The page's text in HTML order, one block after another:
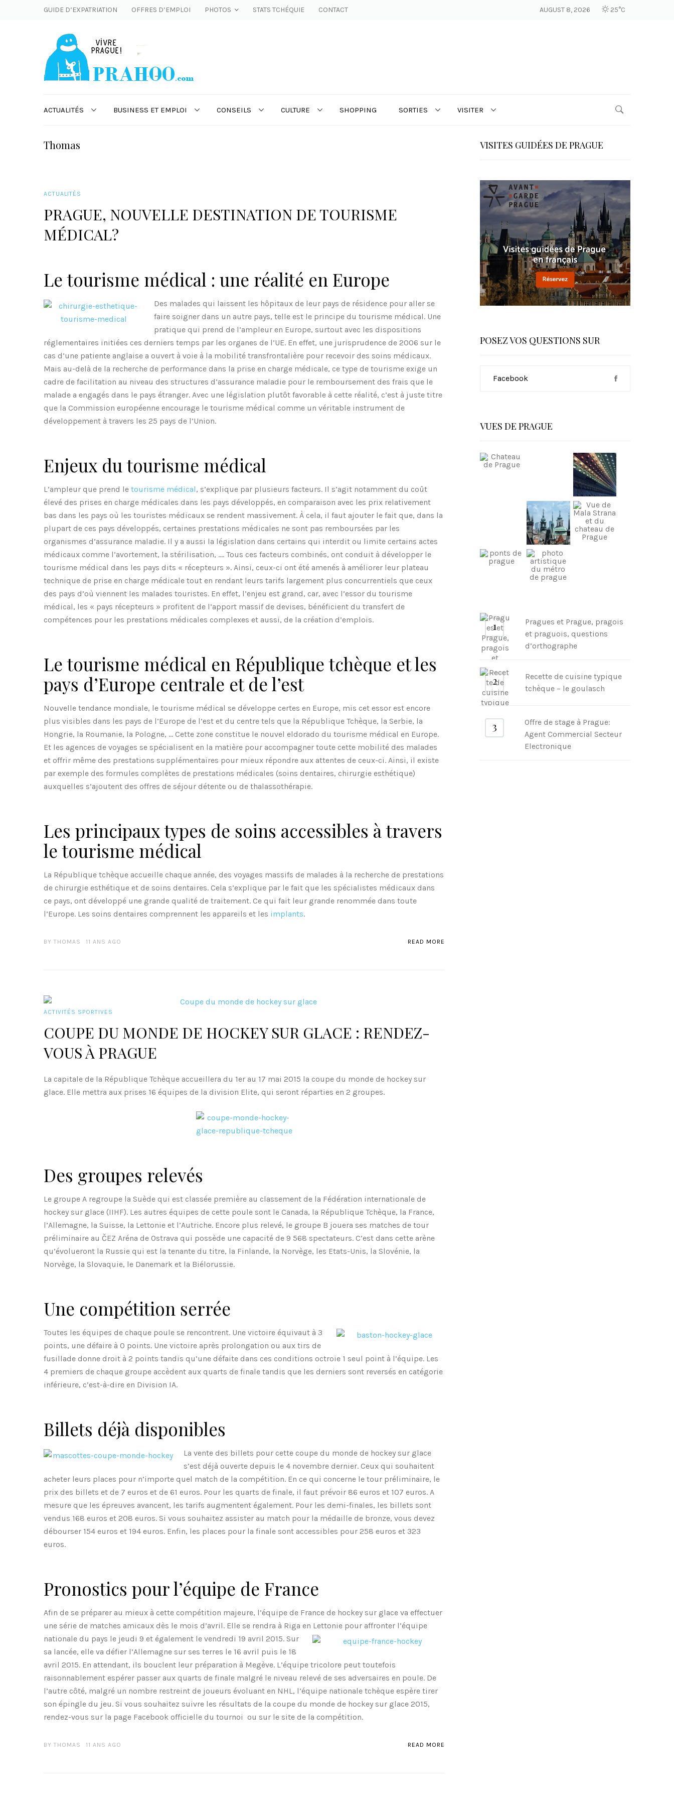
GUIDE D’EXPATRIATION OFFRES D’EMPLOI PHOTOS STATS TCHÉQUIE CONTACT AUGUST 8, 2026 25°C
ACTUALITÉS BUSINESS ET EMPLOI CONSEILS CULTURE SHOPPING SORTIES VISITER
Thomas
ACTUALITÉS
PRAGUE, NOUVELLE DESTINATION DE TOURISME
MÉDICAL?
Le tourisme médical : une réalité en Europe
Des malades qui laissent les hôpitaux de leur pays de résidence pour aller se
faire soigner dans un autre pays, telle est le principe du tourisme médical. Une
pratique qui prend de l’ampleur en Europe, surtout avec les dispositions
réglementaires initiées ces derniers temps par les organes de l’UE. En effet, une jurisprudence de 2006 sur le
cas d’une patiente anglaise a ouvert à voie à la mobilité transfrontalière pour recevoir des soins médicaux.
Mais au-delà de la recherche de performance dans la prise en charge médicale, ce type de tourisme exige un
cadre de facilitation au niveau des structures d’assurance maladie pour le remboursement des frais que le
malade a engagés dans le pays étranger. Avec une législation plutôt favorable à cette réalité, c’est à juste titre
que la Commission européenne encourage le tourisme médical comme un véritable instrument de
développement à travers les 25 pays de l’Union.
Enjeux du tourisme médical
L’ampleur que prend letourisme médical, s’explique par plusieurs facteurs. Il s’agit notamment du coût
élevé des prises en charge médicales dans les pays développés, en comparaison avec les prix relativement
bas dans les pays où les touristes médicaux se rendent massivement. À cela, il faut ajouter le fait que, dans la
plupart de ces pays développés, certaines prestations médicales ne sont pas remboursées par les
organismes d’assurance maladie. Il y a aussi la législation dans certains qui interdit ou limite certains actes
médicaux comme l’avortement, la stérilisation, …. Tous ces facteurs combinés, ont conduit à développer le
tourisme médical dans les pays dits « récepteurs ». Ainsi, ceux-ci ont été amenés à améliorer leur plateau
technique de prise en charge médicale tout en rendant leurs tarifs largement plus concurrentiels que ceux
des pays d’où viennent les malades touristes. En effet, l’enjeu est grand, car, avec l’essor du tourisme
médical, les « pays récepteurs » profitent de l’apport massif de devises, bénéficient du transfert de
compétences pour les prestations médicales complexes et aussi, de la création d’emplois.
Le tourisme médical en République tchèque et les
pays d’Europe centrale et de l’est
Nouvelle tendance mondiale, le tourisme médical se développe certes en Europe, mis cet essor est encore
plus visibles dans les pays de l’Europe de l’est et du centre tels que la République Tchèque, la Serbie, la
Hongrie, la Roumanie, la Pologne, … Cette zone constitue le nouvel eldorado du tourisme médical en Europe.
Et les agences de voyages se spécialisent en la matière pour accompagner toute cette mobilité des malades
et offrir même des prestations supplémentaires pour mieux répondre aux attentes de ceux-ci. Ainsi, il existe
par exemple des formules complètes de prestations médicales (soins dentaires, chirurgie esthétique)
auxquelles s’ajoutent des offres de séjour détente ou de thalassothérapie.
Les principaux types de soins accessibles à travers
le tourisme médical
La République tchèque accueille chaque année, des voyages massifs de malades à la recherche de prestations
de chirurgie esthétique et de soins dentaires. Cela s’explique par le fait que les spécialistes médicaux dans
ce pays, ont développé une grande qualité de traitement. Ce qui fait leur grande renommée dans toute
l’Europe. Les soins dentaires comprennent les appareils et les implants.
BYTHOMAS 11 ANS AGO READ MORE
ACTIVITÉS SPORTIVES
COUPE DU MONDE DE HOCKEY SUR GLACE : RENDEZ-
VOUS À PRAGUE
La capitale de la République Tchèque accueillera du 1er au 17 mai 2015 la coupe du monde de hockey sur
glace. Elle mettra aux prises 16 équipes de la division Elite, qui seront réparties en 2 groupes.
Des groupes relevés
Le groupe A regroupe la Suède qui est classée première au classement de la Fédération internationale de
hockey sur glace (IIHF). Les autres équipes de cette poule sont le Canada, la République Tchèque, la France,
l’Allemagne, la Suisse, la Lettonie et l’Autriche. Encore plus relevé, le groupe B jouera ses matches de tour
préliminaire au ČEZ Aréna de Ostrava qui possède une capacité de 9 568 spectateurs. C’est dans cette arène
qu’évolueront la Russie qui est la tenante du titre, la Finlande, la Norvège, les Etats-Unis, la Slovénie, la
Norvège, la Slovaquie, le Danemark et la Biélorussie.
Une compétition serrée
Toutes les équipes de chaque poule se rencontrent. Une victoire équivaut à 3
points, une défaire à 0 points. Une victoire après prolongation ou aux tirs de
fusillade donne droit à 2 points tandis qu’une défaite dans ces conditions octroie 1 seul point à l’équipe. Les
4 premiers de chaque groupe accèdent aux quarts de finale tandis que les derniers sont reversés en catégorie
inférieure, c’est-à-dire en Division IA.
Billets déjà disponibles
La vente des billets pour cette coupe du monde de hockey sur glace
s’est déjà ouverte depuis le 4 novembre dernier. Ceux qui souhaitent
acheter leurs places pour n’importe quel match de la compétition. En ce qui concerne le tour préliminaire, le
prix des billets et de 7 euros et de 61 euros. Pour les quarts de finale, il faut prévoir 86 euros et 107 euros. A
mesure que les épreuves avancent, les tarifs augmentent également. Pour les demi-finales, les billets sont
vendus 168 euros et 208 euros. Si vous souhaitez assister au match pour la médaille de bronze, vous devez
débourser 154 euros et 194 euros. Enfin, les places pour la finale sont accessibles pour 258 euros et 323
euros.
Pronostics pour l’équipe de France
Afin de se préparer au mieux à cette compétition majeure, l’équipe de France de hockey sur glace va effectuer
une série de matches amicaux dès le mois d’avril. Elle se rendra à Riga en Lettonie pour affronter l’équipe
nationale du pays le jeudi 9 et également le vendredi 19 avril 2015. Sur
sa lancée, elle va défier l’Allemagne sur ses terres le 16 avril puis le 18
avril 2015. En attendant, ils bouclent leur préparation à Megève. L’équipe tricolore peut toutefois
raisonnablement espérer passer aux quarts de finale malgré le niveau relevé de ses adversaires en poule. De
l’autre côté, malgré un nombre restreint de joueurs évoluant en NHL, l’équipe nationale tchèque espère tirer
son épingle du jeu. Si vous souhaitez suivre les résultats de la coupe du monde de hockey sur glace 2015,
rendez-vous sur la page Facebook officielle du tournoi ou sur le site de la compétition.
BYTHOMAS 11 ANS AGO READ MORE
VISITES GUIDÉES DE PRAGUE
POSEZ VOS QUESTIONS SUR
Facebook
VUES DE PRAGUE
Pragues et Prague, pragois
et praguois, questions
d’orthographe
Recette de cuisine typique
tchèque – le goulasch
Offre de stage à Prague:
Agent Commercial Secteur
Electronique